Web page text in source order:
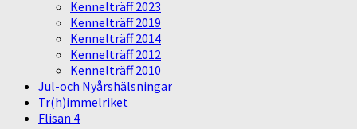
Kennelträff 2023
Kennelträff 2019
Kennelträff 2014
Kennelträff 2012
Kennelträff 2010
Jul-och Nyårshälsningar
Tr(h)immelriket
Flisan 4